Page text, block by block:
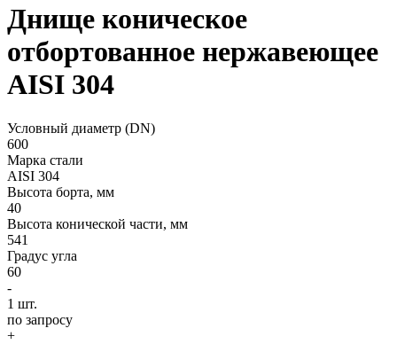
Днище коническое
отбортованное нержавеющее
AISI 304
Условный диаметр (DN)
600
Марка стали
AISI 304
Высота борта, мм
40
Высота конической части, мм
541
Градус угла
60
-
1 шт.
по запросу
+